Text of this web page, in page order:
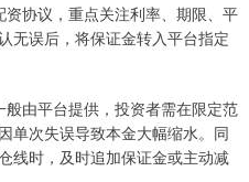
协议，重点关注利率、期限、平
无误后，将保证金转入平台指定
由平台提供，投资者需在限定范
单次失误导致本金大幅缩水。同
线时，及时追加保证金或主动减